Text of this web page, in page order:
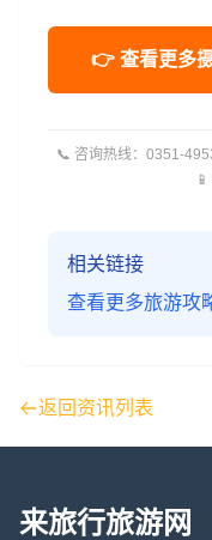
👉 查看更多
📞 咨询热线：0351-
相关链接
查看更多旅游攻
返回资讯列表
来旅行旅游网